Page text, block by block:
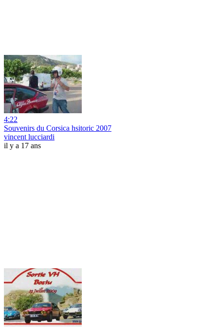
4:22
Souvenirs du Corsica hsitoric 2007
vincent lucciardi
il y a 17 ans